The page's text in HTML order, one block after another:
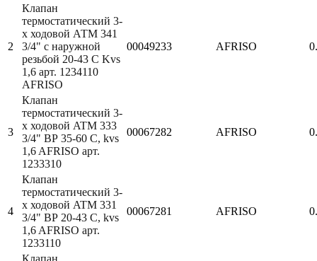
2
Клапан
термостатический 3-
х ходовой АТМ 341
3/4" с наружной
резьбой 20-43 С Kvs
1,6 арт. 1234110
AFRISO
00049233 AFRISO
3
Клапан
термостатический 3-
х ходовой ATM 333
3/4" ВР 35-60 С, kvs
1,6 AFRISO арт.
1233310
00067282 AFRISO
4
Клапан
термостатический 3-
х ходовой ATM 331
3/4" ВР 20-43 С, kvs
1,6 AFRISO арт.
1233110
00067281 AFRISO
Клапан